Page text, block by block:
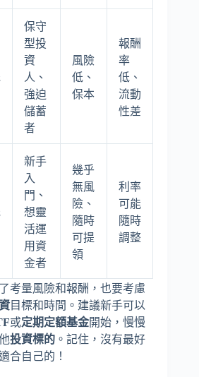
保守
型投
資
人、
強迫
儲蓄
者
風險
低、
保本
報酬
率
低、
流動
性差
新手
入
門、
想靈
活運
用資
金者
幾乎
無風
險、
隨時
可提
領
利率
可能
隨時
調整
考量風險和報酬，也要考慮
目標和時間。建議新手可以
或定期定額基金開始，慢慢
投資標的 。記住，沒有最好
合自己的！